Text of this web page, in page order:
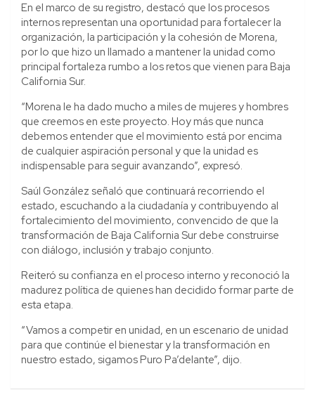
En el marco de su registro, destacó que los procesos
internos representan una oportunidad para fortalecer la
organización, la participación y la cohesión de Morena,
por lo que hizo un llamado a mantener la unidad como
principal fortaleza rumbo a los retos que vienen para Baja
California Sur.
“Morena le ha dado mucho a miles de mujeres y hombres
que creemos en este proyecto. Hoy más que nunca
debemos entender que el movimiento está por encima
de cualquier aspiración personal y que la unidad es
indispensable para seguir avanzando”, expresó.
Saúl González señaló que continuará recorriendo el
estado, escuchando a la ciudadanía y contribuyendo al
fortalecimiento del movimiento, convencido de que la
transformación de Baja California Sur debe construirse
con diálogo, inclusión y trabajo conjunto.
Reiteró su confianza en el proceso interno y reconoció la
madurez política de quienes han decidido formar parte de
esta etapa.
“Vamos a competir en unidad, en un escenario de unidad
para que continúe el bienestar y la transformación en
nuestro estado, sigamos Puro Pa’delante”, dijo.